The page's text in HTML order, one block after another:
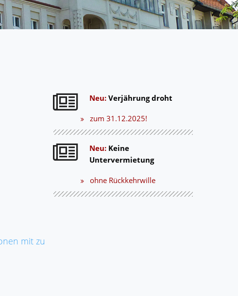
mit zu
Neu:Verjährung droht
zum 31.12.2025!
Neu: Keine
Untervermietung
ohne Rückkehrwille